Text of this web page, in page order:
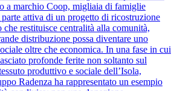
a marchio Coop, migliaia di famiglie
attiva di un progetto di ricostruzione
restituisce centralità alla comunità,
distribuzione possa diventare uno
oltre che economica. In una fase in cui
profonde ferite non soltanto sul
produttivo e sociale dell’Isola,
Radenza ha rappresentato un esempio